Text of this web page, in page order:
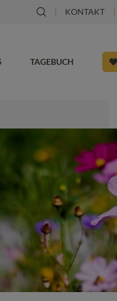
KONTAKT
TAGEBUCH